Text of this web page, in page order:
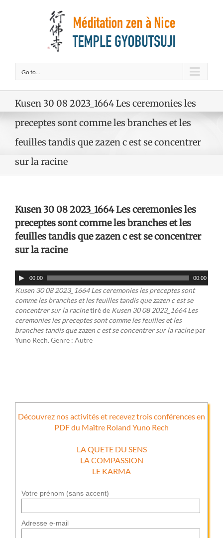
Go to...
Kusen 30 08 2023_1664 Les ceremonies les
preceptes sont comme les branches et les
feuilles tandis que zazen c est se concentrer
sur la racine
Kusen 30 08 2023_1664 Les ceremonies les
preceptes sont comme les branches et les
feuilles tandis que zazen c est se concentrer
sur la racine
Lecteur
audio
00:00 00:00
Kusen 30 08 2023_1664 Les ceremonies les preceptes sont
comme les branches et les feuilles tandis que zazen c est se
concentrer sur la racinetiré de Kusen 30 08 2023_1664 Les
ceremonies les preceptes sont comme les feuilles et les
branches tandis que zazen c est se concentrer sur la racinepar
Yuno Rech. Genre : Autre
Découvrez nos activités et recevez trois conférences en
PDF du Maître Roland Yuno Rech
LA QUETE DU SENS
LA COMPASSION
LE KARMA
Votre prénom (sans accent)
Adresse e-mail